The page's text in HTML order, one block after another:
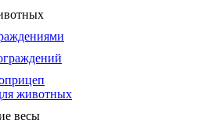
животных
весы